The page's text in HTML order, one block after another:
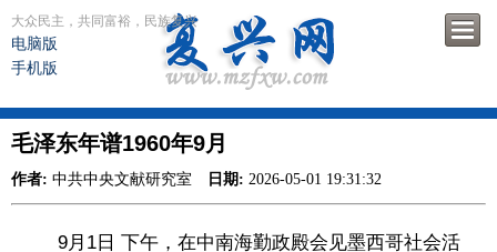
大众民主，共同富裕，民族复兴
电脑版
手机版
毛泽东年谱1960年9月
作者: 中共中央文献研究室 日期: 2026-05-01 19:31:32
9月1日 下午，在中南海勤政殿会见墨西哥社会活